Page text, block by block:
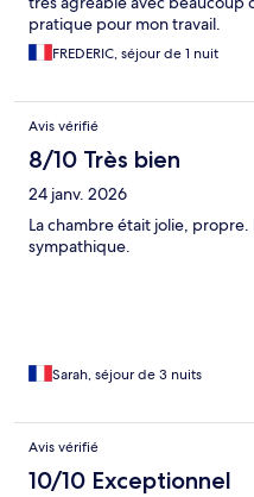
pratique pour mon travail.
FREDERIC, séjour de 1 nuit
Avis vérifié
8/10 Très bien
24 janv. 2026
La chambre était jolie,
sympathique.
Sarah, séjour de 3 nuits
Avis vérifié
10/10 Exceptionnel